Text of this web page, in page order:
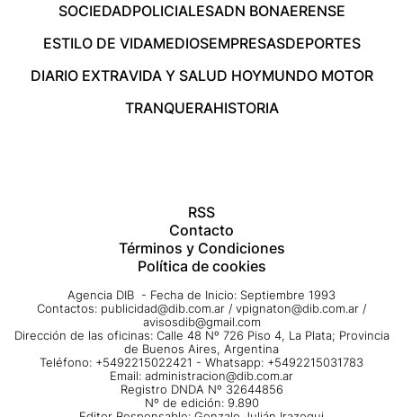
SOCIEDADPOLICIALESADN BONAERENSE
ESTILO DE VIDAMEDIOSEMPRESASDEPORTES
DIARIO EXTRAVIDA Y SALUD HOYMUNDO MOTOR
TRANQUERAHISTORIA
RSS
Contacto
Términos y Condiciones
Política de cookies
Agencia DIB - Fecha de Inicio: Septiembre 1993
Contactos: publicidad@dib.com.ar / vpignaton@dib.com.ar /
avisosdib@gmail.com
Dirección de las oficinas: Calle 48 Nº 726 Piso 4, La Plata; Provincia
de Buenos Aires, Argentina
Teléfono: +5492215022421 - Whatsapp: +5492215031783
Email: administracion@dib.com.ar
Registro DNDA Nº 32644856
Nº de edición: 9.890